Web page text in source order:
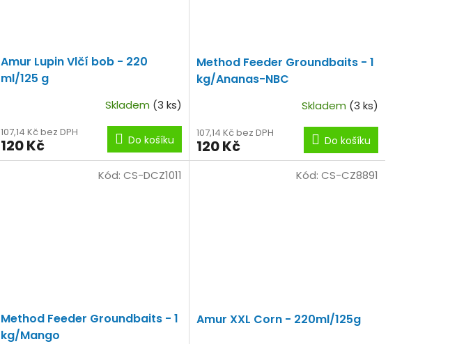
Amur Lupin Vlčí bob - 220
ml/125 g
Skladem (3 ks)
107,14 Kč bez DPH
120 Kč Do košíku
Method Feeder Groundbaits - 1
kg/Ananas-NBC
Skladem (3 ks)
107,14 Kč bez DPH
120 Kč Do košíku
Method Feeder Groundbaits - 1
kg/Mango
Kód: CS-DCZ1011
Amur XXL Corn - 220ml/125g
Kód: CS-CZ8891